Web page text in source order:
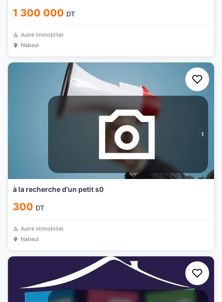
1 300 000 DT
Autre immobilier
Nabeul
1
à la recherche d'un petit s0
300 DT
Autre immobilier
Nabeul